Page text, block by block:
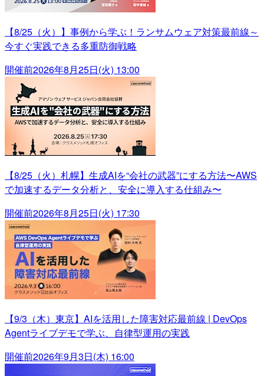
【8/25（火）】事例から学ぶ！ランサムウェア対策最前線～
今すぐ実践できる多重防御戦略
開催前2026年8月25日(火) 13:00
【8/25（火）札幌】生成AIを“会社の武器”にする方法〜AWS
で加速するデータ分析と、安全に導入する仕組み〜
開催前2026年8月25日(火) 17:30
【9/3（木）東京】AIを活用した障害対応最前線 | DevOps
Agentライブデモで学ぶ、自律型運用の実践
開催前2026年9月3日(木) 16:00